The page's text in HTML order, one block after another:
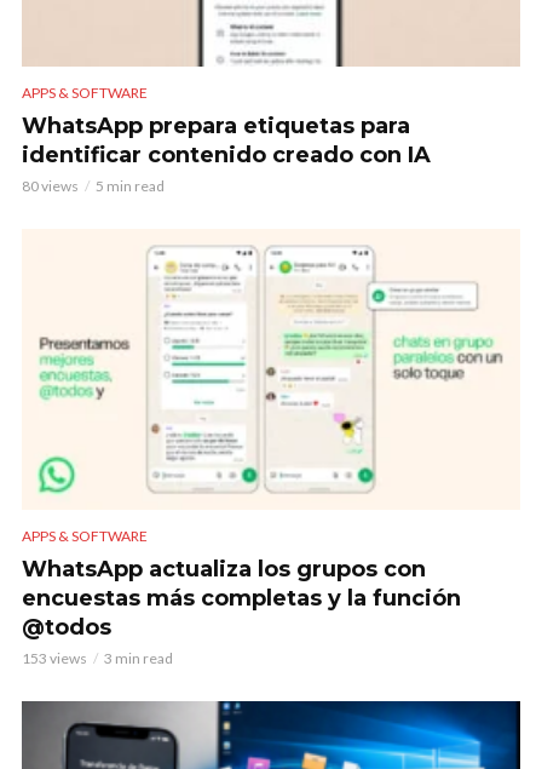
APPS & SOFTWARE
WhatsApp prepara etiquetas para
identificar contenido creado con IA
80 views 5 min read
APPS & SOFTWARE
WhatsApp actualiza los grupos con
encuestas más completas y la función
@todos
153 views 3 min read